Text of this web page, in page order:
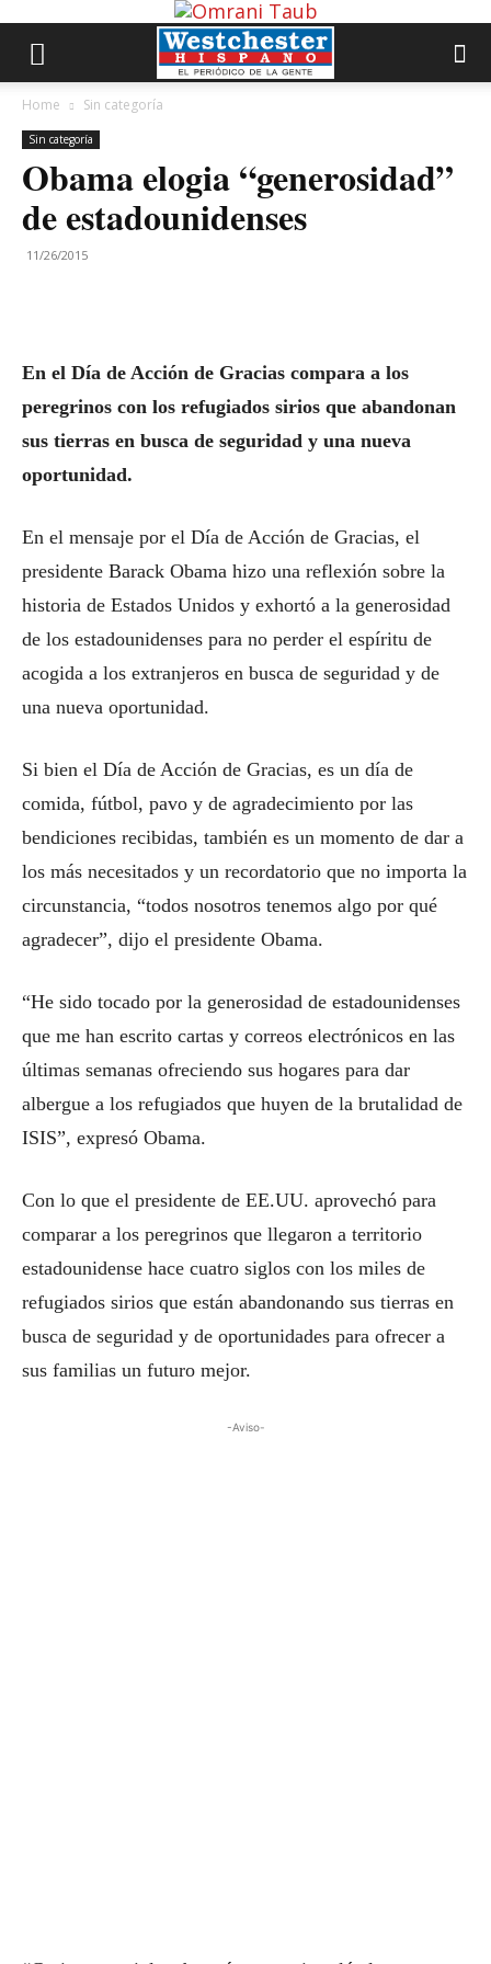
Home Sin categoría
Sin categoría
Obama elogia “generosidad”
de estadounidenses
11/26/2015
En el Día de Acción de Gracias compara a los
peregrinos con los refugiados sirios que abandonan
sus tierras en busca de seguridad y una nueva
oportunidad.
En el mensaje por el Día de Acción de Gracias, el
presidente Barack Obama hizo una reflexión sobre la
historia de Estados Unidos y exhortó a la generosidad
de los estadounidenses para no perder el espíritu de
acogida a los extranjeros en busca de seguridad y de
una nueva oportunidad.
Si bien el Día de Acción de Gracias, es un día de
comida, fútbol, pavo y de agradecimiento por las
bendiciones recibidas, también es un momento de dar a
los más necesitados y un recordatorio que no importa la
circunstancia, “todos nosotros tenemos algo por qué
agradecer”, dijo el presidente Obama.
“He sido tocado por la generosidad de estadounidenses
que me han escrito cartas y correos electrónicos en las
últimas semanas ofreciendo sus hogares para dar
albergue a los refugiados que huyen de la brutalidad de
ISIS”, expresó Obama.
Con lo que el presidente de EE.UU. aprovechó para
comparar a los peregrinos que llegaron a territorio
estadounidense hace cuatro siglos con los miles de
refugiados sirios que están abandonando sus tierras en
busca de seguridad y de oportunidades para ofrecer a
sus familias un futuro mejor.
-Aviso-